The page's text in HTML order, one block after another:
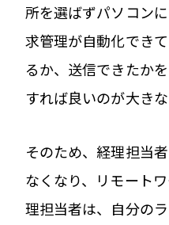
所を選ばずパソコン
求管理が自動化でき
るか、送信できたか
すれば良いのが大きな
そのため、経理担当
なくなり、リモート
理担当者は、自分の